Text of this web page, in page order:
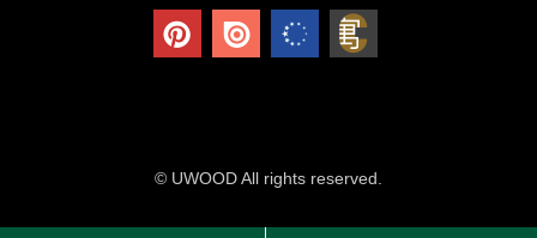
© UWOOD All rights reserved.